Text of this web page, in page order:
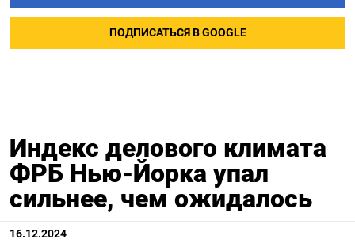
ПОДПИСАТЬСЯ В GOOGLE
Индекс делового климата
ФРБ Нью-Йорка упал
сильнее, чем ожидалось
16.12.2024